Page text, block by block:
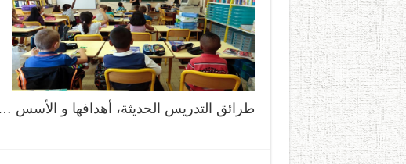
طرائق التدريس الحديثة، أهدافها و الأسس …